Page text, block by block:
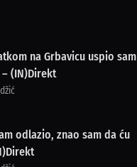
na Grbavicu uspio sam
(IN)Direkt
odlazio, znao sam da ću